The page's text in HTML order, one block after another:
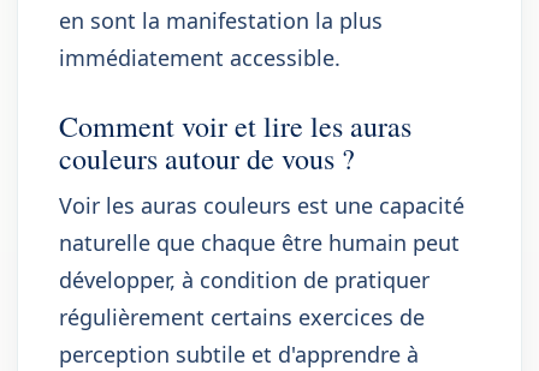
en sont la manifestation la plus
immédiatement accessible.
Comment voir et lire les auras
couleurs autour de vous ?
Voir les auras couleurs est une capacité
naturelle que chaque être humain peut
développer, à condition de pratiquer
régulièrement certains exercices de
perception subtile et d'apprendre à